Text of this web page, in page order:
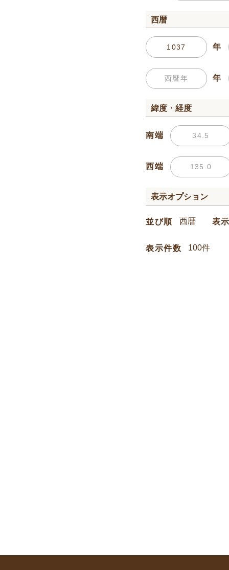
西暦
年
年
緯度・経度
南端
西端
表示オプション
並び順 表
表示件数